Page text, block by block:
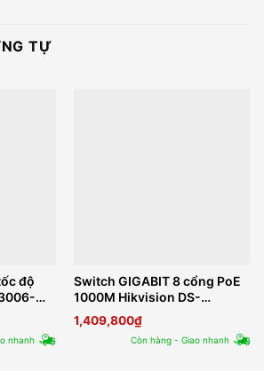
TỰ
độ
nhanh
Switch GIGABIT 8 cổng PoE
1000M Hikvision DS-
3E0510P-E/M
1,409,800₫
Còn hàng - Giao nhanh